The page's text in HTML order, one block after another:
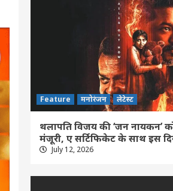
Feature मनोरंजन लेटेस्ट
थलापति विजय की ‘जन नायकन’
मंजूरी, ए सर्टिफिकेट के साथ इस
July 12, 2026